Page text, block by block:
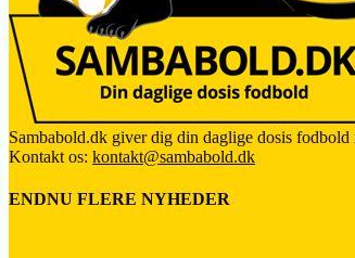
Sambabold.dk giver dig din daglige dosis fodbold
Kontakt os: kontakt@sambabold.dk
ENDNU FLERE NYHEDER